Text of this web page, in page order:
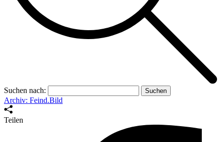
Suchen nach:
Archiv: Feind.Bild
Teilen